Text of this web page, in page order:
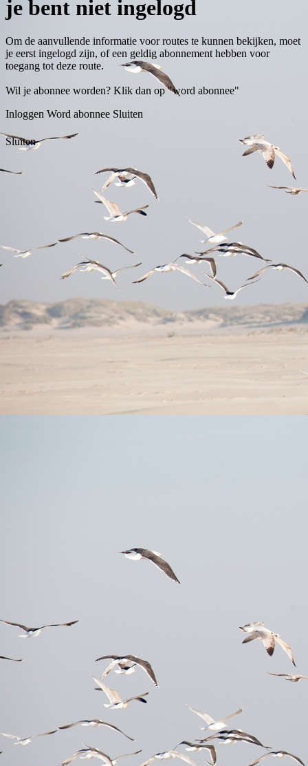
je bent niet ingelogd
Om de aanvullende informatie voor routes te kunnen bekijken, moet
je eerst ingelogd zijn, of een geldig abonnement hebben voor
toegang tot deze route.
Wil je abonnee worden? Klik dan op "word abonnee"
Inloggen Word abonnee Sluiten
Sluiten